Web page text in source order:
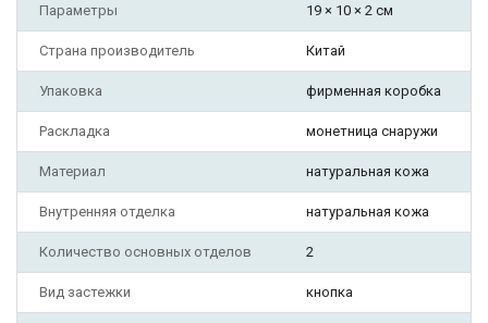
Параметры 19 × 10 × 2 см
Страна производитель Китай
Упаковка фирменная коробка
Раскладка монетница снаружи
Материал натуральная кожа
Внутренняя отделка натуральная кожа
Количество основных отделов 2
Вид застежки кнопка